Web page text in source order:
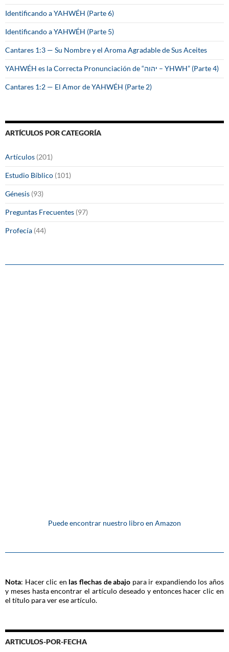
Identificando a YAHWÉH (Parte 6)
Identificando a YAHWÉH (Parte 5)
Cantares 1:3 — Su Nombre y el Aroma Agradable de Sus Aceites
YAHWÉH es la Correcta Pronunciación de “יהוה – YHWH” (Parte 4)
Cantares 1:2 — El Amor de YAHWÉH (Parte 2)
ARTÍCULOS POR CATEGORÍA
Artículos (201)
Estudio Bíblico (101)
Génesis (93)
Preguntas Frecuentes (97)
Profecía (44)
Puede encontrar nuestro libro en Amazon
Nota: Hacer clic en las flechas de abajo para ir expandiendo los años
y meses hasta encontrar el artículo deseado y entonces hacer clic en
el título para ver ese artículo.
ARTICULOS-POR-FECHA